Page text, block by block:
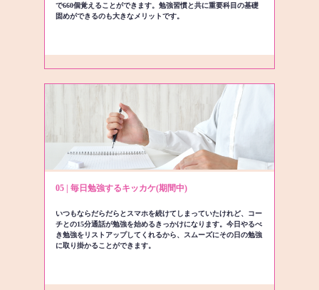
で660個覚えることができます。勉強習慣と共に重要科目の基礎
固めができるのも大きなメリットです。
05 | 毎日勉強するキッカケ(期間中)
いつもならだらだらとスマホを続けてしまっていたけれど、コー
チとの15分通話が勉強を始めるきっかけになります。今日やるべ
き勉強をリストアップしてくれるから、スムーズにその日の勉強
に取り掛かることができます。